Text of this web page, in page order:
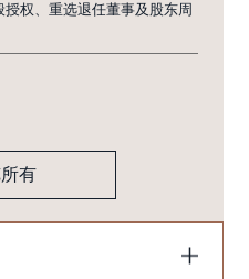
权、重选退任董事及股东周
有